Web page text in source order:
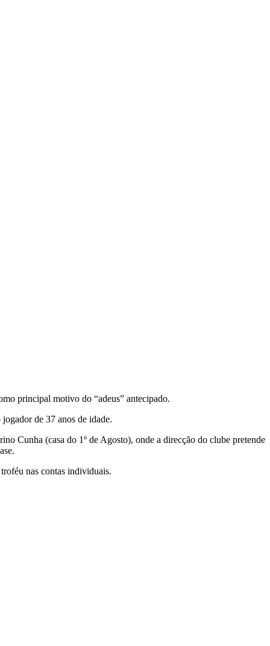
principal motivo do “adeus” antecipado.
de 37 anos de idade.
Cunha (casa do 1º de Agosto), onde a direcção do clube pretende
nas contas individuais.